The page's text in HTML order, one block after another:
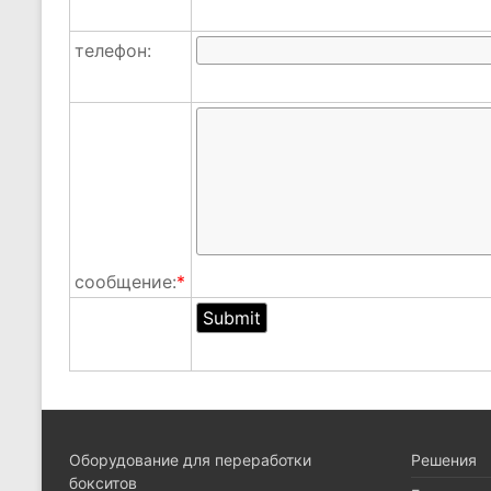
телефон:
сообщение:*
Оборудование для переработки
бокситов
Pешения